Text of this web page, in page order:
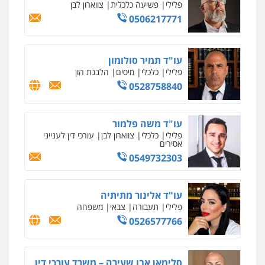
פלילי עורכי דין לענייני אסירים מעצרים
סמים רכוש
0548009246
דוד אפרים משרד עורכי דין
פלילי צווארון לבן מס הכנסה מע"מ
עדי כרמלי – חברת עו"ד
פלילי עורכי דין לענייני אסירים
0525060666
גיא זהבי משרד עורכי דין
פלילי משפחה